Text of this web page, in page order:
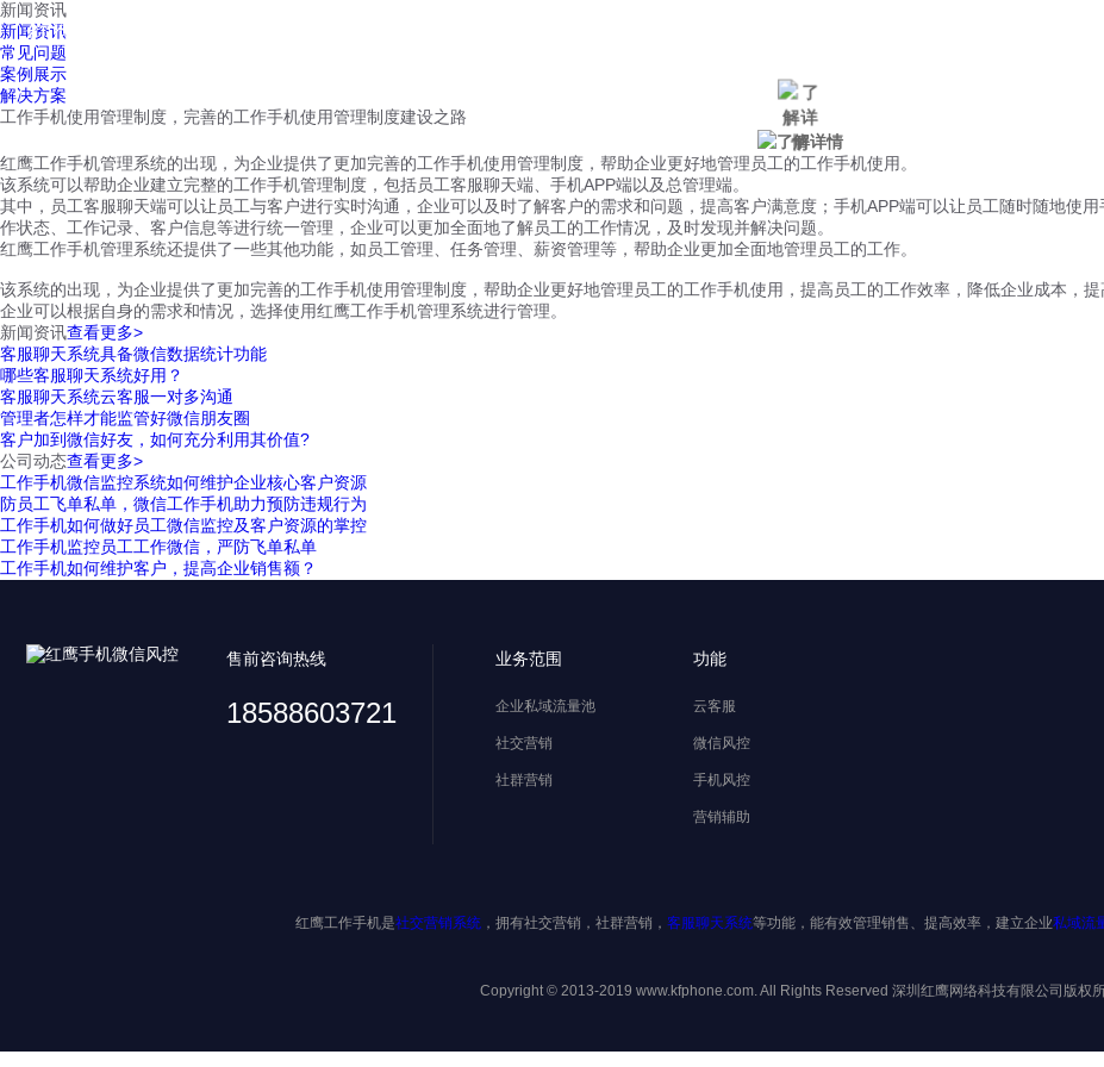
红鹰工作手机
新闻资讯
新闻资讯
常见问题
案例展示
解决方案
工作手机使用管理制度，完善的工作手机使用管理制度建设之路
红鹰工作手机管理系统的出现，为企业提供了更加完善的工作手机使用管理制度，帮助企业更好地管理员工的工作手机使用。
该系统可以帮助企业建立完整的工作手机管理制度，包括员工客服聊天端、手机APP端以及总管理端。
其中，员工客服聊天端可以让员工与客户进行实时沟通，企业可以及时了解客户的需求和问题，提高客户满意度；手机APP端可以让员工随时随地使
作状态、工作记录、客户信息等进行统一管理，企业可以更加全面地了解员工的工作情况，及时发现并解决问题。
红鹰工作手机管理系统还提供了一些其他功能，如员工管理、任务管理、薪资管理等，帮助企业更加全面地管理员工的工作。
该系统的出现，为企业提供了更加完善的工作手机使用管理制度，帮助企业更好地管理员工的工作手机使用，提高员工的工作效率，降低企业成本，提
企业可以根据自身的需求和情况，选择使用红鹰工作手机管理系统进行管理。
新闻资讯查看更多>
客服聊天系统具备微信数据统计功能
哪些客服聊天系统好用？
客服聊天系统云客服一对多沟通
管理者怎样才能监管好微信朋友圈
客户加到微信好友，如何充分利用其价值?
公司动态查看更多>
工作手机微信监控系统如何维护企业核心客户资源
防员工飞单私单，微信工作手机助力预防违规行为
工作手机如何做好员工微信监控及客户资源的掌控
工作手机监控员工工作微信，严防飞单私单
工作手机如何维护客户，提高企业销售额？
售前咨询热线
18588603721
业务范围
企业私域流量池
社交营销
社群营销
功能
云客服
微信风控
手机风控
营销辅助
红鹰工作手机是社交营销系统 ，拥有社交营销，社群营销， 客服聊天系统等功能，能有效管理销售、提高效率，建立企业私域流
Copyright © 2013-2019 www.kfphone.com. All Rights Reserved 深圳红鹰网络科技有限公司版权